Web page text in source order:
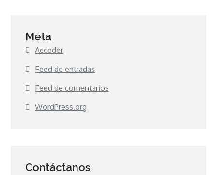
Meta
Acceder
Feed de entradas
Feed de comentarios
WordPress.org
Contáctanos